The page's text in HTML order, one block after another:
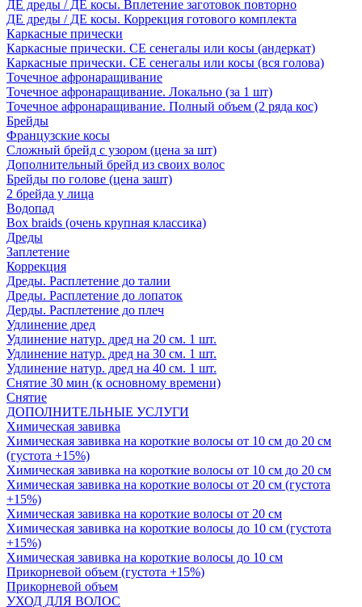
ДЕ дреды / ДЕ косы. Вплетение заготовок повторно
ДЕ дреды / ДЕ косы. Коррекция готового комплекта
Каркасные прически
Каркасные прически. СЕ сенегалы или косы (андеркат)
Каркасные прически. СЕ сенегалы или косы (вся голова)
Точечное афронаращивание
Точечное афронаращивание. Локально (за 1 шт)
Точечное афронаращивание. Полный объем (2 ряда кос)
Брейды
Французские косы
Сложный брейд с узором (цена за шт)
Дополнительный брейд из своих волос
Брейды по голове (цена зашт)
2 брейда у лица
Водопад
Box braids (очень крупная классика)
Дреды
Заплетение
Коррекция
Дреды. Расплетение до талии
Дреды. Расплетение до лопаток
Дерды. Расплетение до плеч
Удлинение дред
Удлинение натур. дред на 20 см. 1 шт.
Удлинение натур. дред на 30 см. 1 шт.
Удлинение натур. дред на 40 см. 1 шт.
Снятие 30 мин (к основному времени)
Снятие
ДОПОЛНИТЕЛЬНЫЕ УСЛУГИ
Химическая завивка
Химическая завивка на короткие волосы от 10 см до 20 см
(густота +15%)
Химическая завивка на короткие волосы от 10 см до 20 см
Химическая завивка на короткие волосы от 20 см (густота
+15%)
Химическая завивка на короткие волосы от 20 см
Химическая завивка на короткие волосы до 10 см (густота
+15%)
Химическая завивка на короткие волосы до 10 см
Прикорневой объем (густота +15%)
Прикорневой объем
УХОД ДЛЯ ВОЛОС